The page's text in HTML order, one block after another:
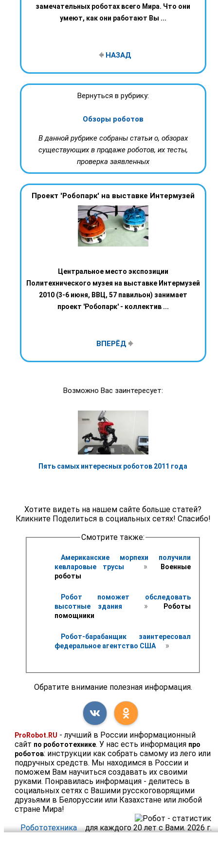
замечательных роботах всего Мира. Что они
умеют, как они работают Вы ...
НАЗАД
Вернуться в рубрику:
Обзоры роботов
В данной рубрике собраны статьи о, обзорах
существующих в продаже роботов, их тесты,
проверка заявленных
Проект 'Робопарк' на выставке Интермузей
Центральное место экспозиции
Политехнического музея на выставке Интермузей
2010 (3-6 июня, ВВЦ, 57 павильон) занимает
проект 'Робопарк' - коллектив ...
ВПЕРЁД
Возможно Вас заинтересует:
Пять самых интересных роботов 2011 года
Хотите видеть на нашем сайте больше статей?
Кликните Поделиться в социальных сетях! Спасибо!
Смотрите также:
Американские морпехи получили
кевларовые трусы
»
Военные
роботы
Робот поможет обследовать
высотные здания
»
Роботы
помощники
Робот-барабанщик заинтересовал
федеральное агентство США
»
Обратите внимание полезная информация.
ProRobot.RU - лучший в России информационный
сайт по робототехнике. У нас есть информация про
роботов: инструкции как собрать самому из лего или
подручных средств. Мы находимся в России и
поможем Вам научиться создавать их своими
руками. Понравилась информация - делитесь в
социальных сетях с Вашими русскоговорящими
друзьями в Белоруссии или Казахстане или любой
стране Мира!
Робототехника
для каждого 20 лет с Вами. 2026 г.